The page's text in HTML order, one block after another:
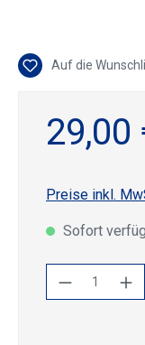
Auf die
29,00
Preise inkl.
Sofort
Produkt